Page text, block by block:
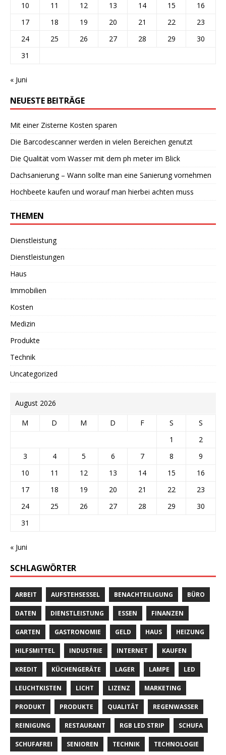
10
11 12 13 14 15
16
17
18 19 20 21 22
23
24
25 26 27 28 29
30
31
« Juni
NEUESTE BEITRÄGE
Mit einer Zisterne Kosten sparen
Die Barcodescanner werden in vielen Bereichen genutzt
Die Qualität vom Wasser mit dem ph meter im Blick
Dachsanierung – Wann sollte man eine Sanierung vornehmen
Hochbeete kaufen und worauf man hierbei achten muss
THEMEN
Dienstleistung
Dienstleistungen
Haus
Immobilien
Kosten
Medizin
Produkte
Technik
Uncategorized
August 2026
M D M D F S
S
1
2
3
4 5 6 7 8
9
10
11 12 13 14 15
16
17
18 19 20 21 22
23
24
25 26 27 28 29
30
31
« Juni
SCHLAGWÖRTER
ARBEIT AUFSTEHSESSEL BENACHTEILIGUNG BÜRO
DATEN DIENSTLEISTUNG ESSEN FINANZEN
GARTEN GASTRONOMIE GELD HAUS HEIZUNG
HILFSMITTEL INDUSTRIE INTERNET KAUFEN
KREDIT KÜCHENGERÄTE LAGER LAMPE LED
LEUCHTKISTEN LICHT LIZENZ MARKETING
PRODUKT PRODUKTE QUALITÄT REGENWASSER
REINIGUNG RESTAURANT RGB LED STRIP SCHUFA
SCHUFAFREI SENIOREN TECHNIK TECHNOLOGIE